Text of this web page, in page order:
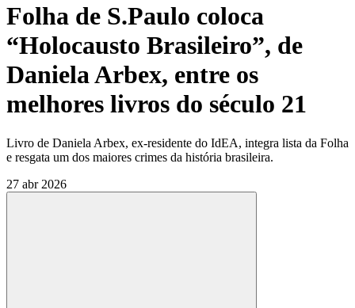
Folha de S.Paulo coloca
“Holocausto Brasileiro”, de
Daniela Arbex, entre os
melhores livros do século 21
Livro de Daniela Arbex, ex-residente do IdEA, integra lista da Folha
e resgata um dos maiores crimes da história brasileira.
27 abr 2026